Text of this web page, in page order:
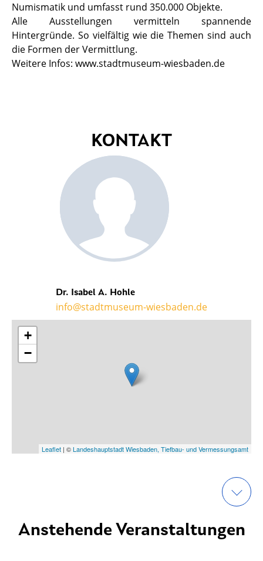
Numismatik und umfasst rund 350.000 Objekte.
Alle Ausstellungen vermitteln spannende
Hintergründe. So vielfältig wie die Themen sind auch
die Formen der Vermittlung.
Weitere Infos: www.stadtmuseum-wiesbaden.de
KONTAKT
Dr. Isabel A. Hohle
info@stadtmuseum-wiesbaden.de
+
−
Leaflet | ©Landeshauptstadt Wiesbaden, Tiefbau- und Vermessungsamt
Anstehende Veranstaltungen